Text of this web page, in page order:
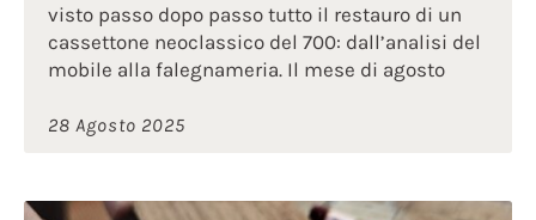
visto passo dopo passo tutto il restauro di un
cassettone neoclassico del 700: dall’analisi del
mobile alla falegnameria. Il mese di agosto
28 Agosto 2025